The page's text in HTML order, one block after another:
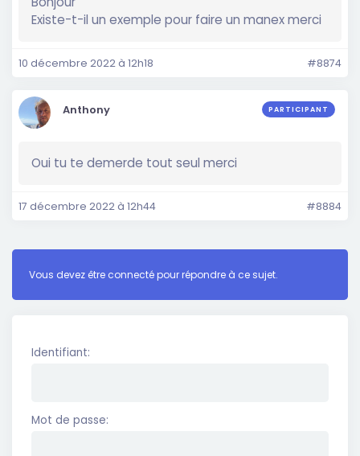
Existe-t-il un exemple pour faire un manex merci
10 décembre 2022 à 12h18 #8874
Anthony PARTICIPANT
Oui tu te demerde tout seul merci
17 décembre 2022 à 12h44 #8884
Vous devez être connecté pour répondre à ce sujet.
Identifiant:
Mot de passe: